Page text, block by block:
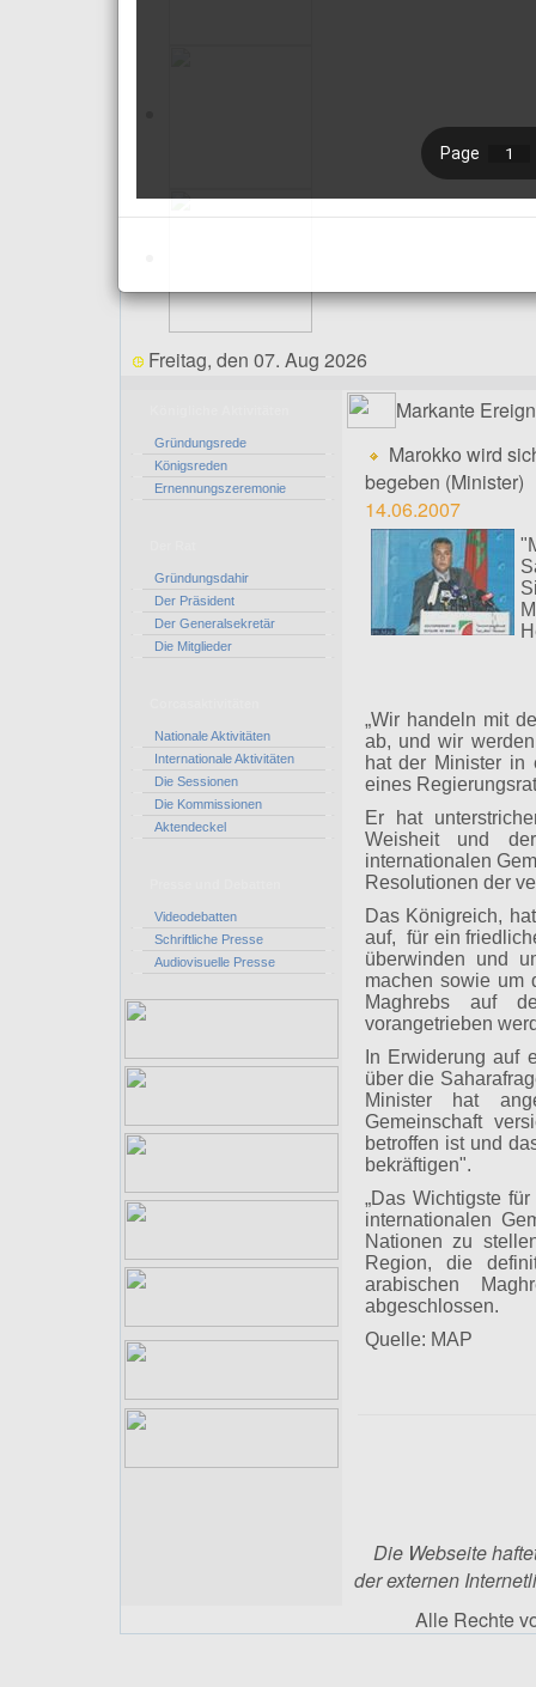
Freitag, den 07. Aug 2026
Gründungsrede
Königsreden
Ernennungszeremonie
Gründungsdahir
Der Präsident
Der Generalsekretär
Die Mitglieder
Nationale Aktivitäten
Internationale Aktivitäten
Die Sessionen
Die Kommissionen
Aktendeckel
Videodebatten
Schriftliche Presse
Audiovisuelle Presse
Markante
Marokko wird
begeben (Minister)
14.06.2007
„Wir handeln mit
ab, und wir
hat der Minister in
eines
Er hat
Weisheit und
internationalen
Resolutionen der
Das Königreich,
auf, für ein
überwinden und
machen sowie um
Maghrebs auf
vorangetrieben
In Erwiderung auf
über die
Minister hat
Gemeinschaft
betroffen ist und
bekräftigen".
„Das Wichtigste
internationalen
Nationen zu
Region, die
arabischen
abgeschlossen.
Quelle: MAP
Die Webseite
der externen
Alle Rechte